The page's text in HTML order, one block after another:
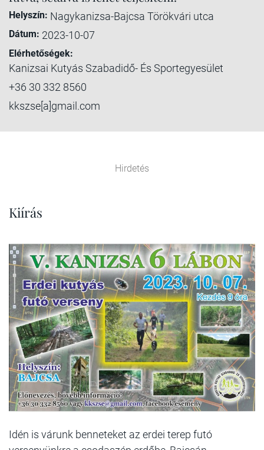
Helyszín: Nagykanizsa-Bajcsa Törökvári utca
Dátum: 2023-10-07
Elérhetőségek:
Kanizsai Kutyás Szabadidő- És Sportegyesület
+36 30 332 8560
kkszse[a]gmail.com
Hirdetés
Kiírás
Idén is várunk benneteket az erdei terep futó